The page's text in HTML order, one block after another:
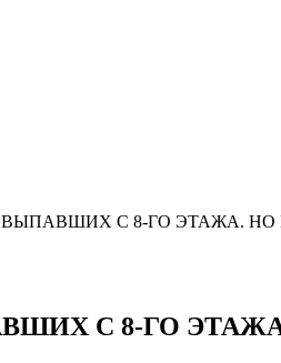
С 8-ГО ЭТАЖА. НО
С 8-ГО